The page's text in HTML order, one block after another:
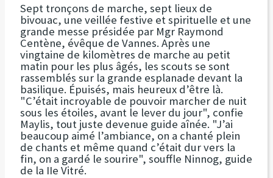
Sept tronçons de marche, sept lieux de
bivouac, une veillée festive et spirituelle et une
grande messe présidée par Mgr Raymond
Centène, évêque de Vannes. Après une
vingtaine de kilomètres de marche au petit
matin pour les plus âgés, les scouts se sont
rassemblés sur la grande esplanade devant la
basilique. Épuisés, mais heureux d’être là.
"C’était incroyable de pouvoir marcher de nuit
sous les étoiles, avant le lever du jour", confie
Maylis, tout juste devenue guide aînée. "J’ai
beaucoup aimé l’ambiance, on a chanté plein
de chants et même quand c’était dur vers la
fin, on a gardé le sourire", souffle Ninnog, guide
de la IIe Vitré.